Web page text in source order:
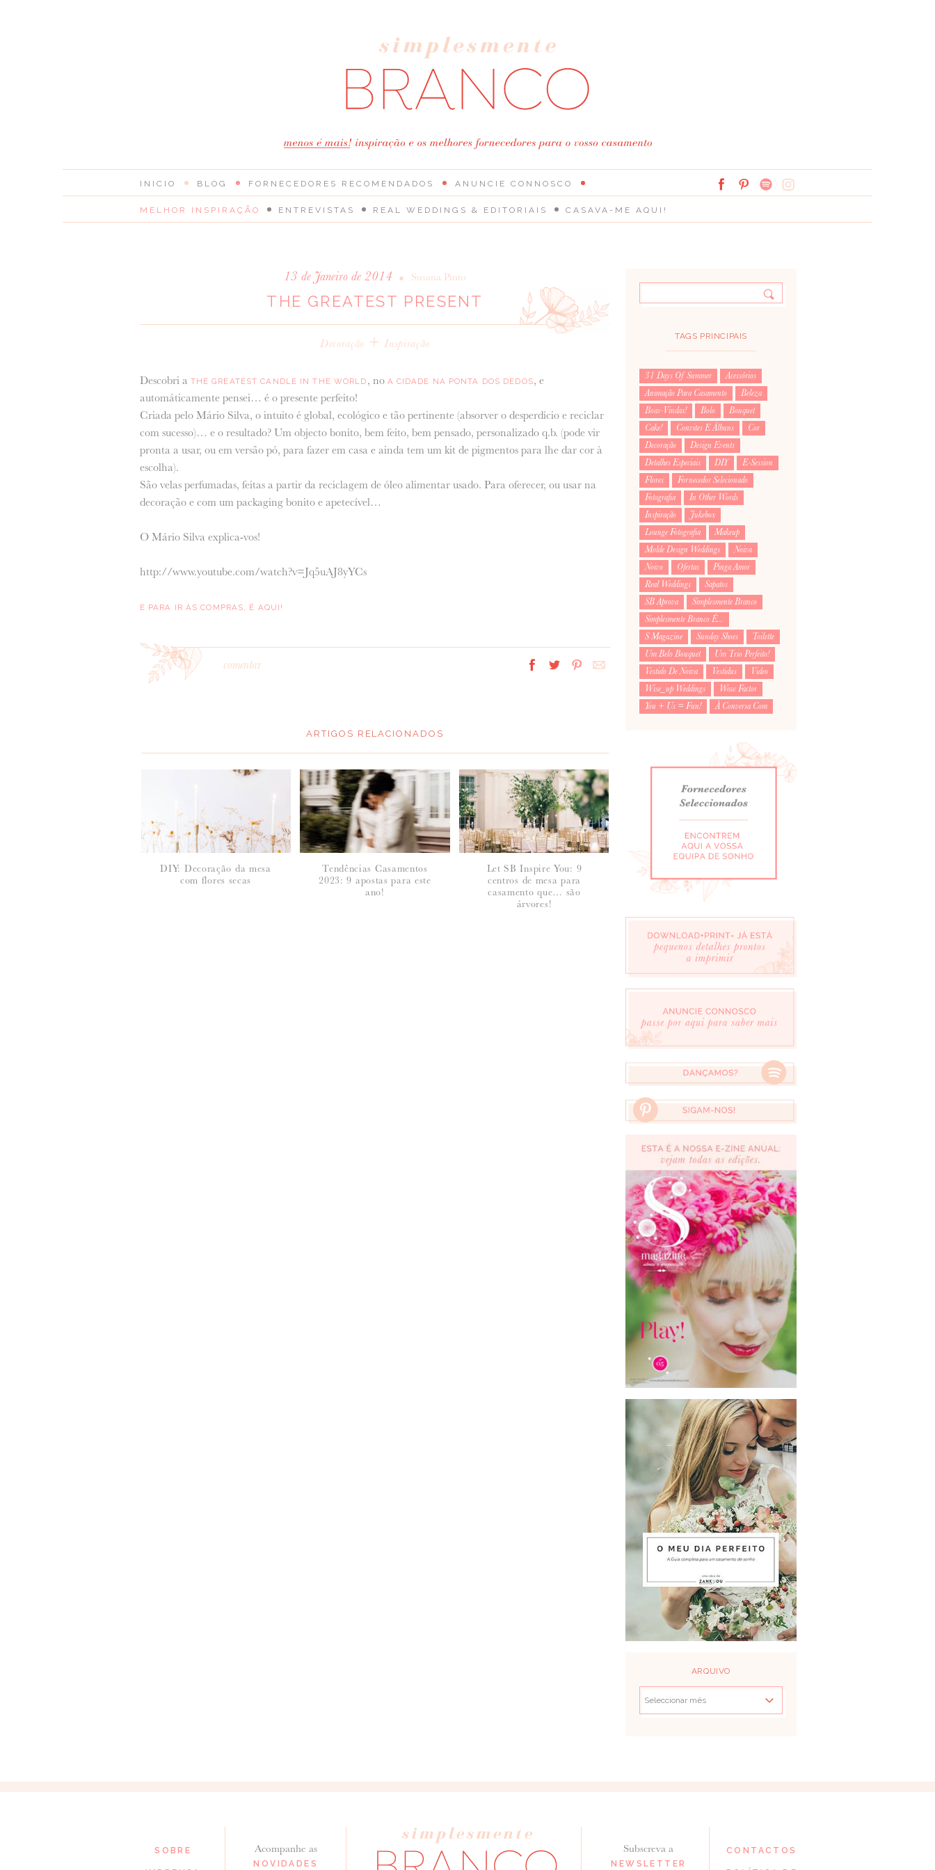
INICIO BLOG
MELHOR INSPIRAÇÃO ENTREVISTAS REAL WEDDINGS & EDITORIAIS CASAVA-ME AQUI!
FORNECEDORES RECOMENDADOS ANUNCIE CONNOSCO
13 de Janeiro de 2014 • Susana Pinto
THE GREATEST PRESENT
Decoração +Inspiração
Descobri a THE GREATEST CANDLE IN THE WORLD , no A CIDADE NA PONTA DOS DEDOS, e
automáticamente pensei… é o presente perfeito!
Criada pelo Mário Silva, o intuito é global, ecológico e tão pertinente (absorver o desperdício e reciclar
com sucesso)… e o resultado? Um objecto bonito, bem feito, bem pensado, personalizado q.b. (pode vir
pronta a usar, ou em versão pó, para fazer em casa e ainda tem um kit de pigmentos para lhe dar cor à
escolha).
São velas perfumadas, feitas a partir da reciclagem de óleo alimentar usado. Para oferecer, ou usar na
decoração e com um packaging bonito e apetecível…
O Mário Silva explica-vos!
http://www.youtube.com/watch?v=Jq5uAJ8yYCs
E PARA IR ÀS COMPRAS, É AQUI!
comentar
ARTIGOS RELACIONADOS
DIY: Decoração da mesa
com flores secas
Tendências Casamentos
2023: 9 apostas para este
ano!
Let SB Inspire You: 9
centros de mesa para
casamento que… são
árvores!
TAGS PRINCIPAIS
31 Days Of Summer
Acessórios
Animação Para Casamento
Beleza
Boas-Vindas!
Bolo
Bouquet
Cake!
Convites E Álbuns
Cor
Decoração
Design Events
Detalhes Especiais
DIY
E-Session
Flores
Fornecedor Selecionado
Fotografia
In Other Words
Inspiração
Jukebox
Lounge Fotografia
Makeup
Molde Design Weddings
Noiva
Noivo
Ofertas
Pinga Amor
Real Weddings
Sapatos
SB Aprova
Simplesmente Branco
Simplesmente Branco É...
S Magazine
Sunday Shoes
Toilette
Um Belo Bouquet
Um Trio Perfeito!
Vestido De Noiva
Vestidus
Video
Wise_up Weddings
Wow Factor
You + Us = Fun!
À Conversa Com
ARQUIVO
SOBRE Acompanhe as
NOVIDADES
Subscreva a
NEWSLETTER
CONTACTOS